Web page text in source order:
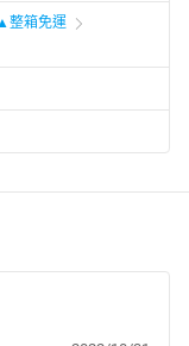
整箱免運